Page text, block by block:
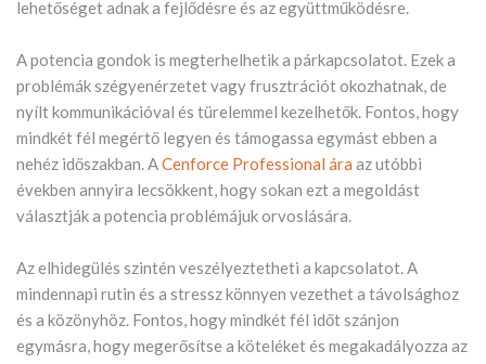
lehetőséget adnak a fejlődésre és az együttműködésre.
A potencia gondok is megterhelhetik a párkapcsolatot. Ezek a
problémák szégyenérzetet vagy frusztrációt okozhatnak, de
nyílt kommunikációval és türelemmel kezelhetők. Fontos, hogy
mindkét fél megértő legyen és támogassa egymást ebben a
nehéz időszakban. ACenforce Professional ára az utóbbi
években annyira lecsökkent, hogy sokan ezt a megoldást
választják a potencia problémájuk orvoslására.
Az elhidegülés szintén veszélyeztetheti a kapcsolatot. A
mindennapi rutin és a stressz könnyen vezethet a távolsághoz
és a közönyhöz. Fontos, hogy mindkét fél időt szánjon
egymásra, hogy megerősítse a köteléket és megakadályozza az